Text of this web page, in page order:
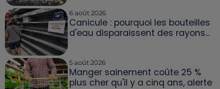
6 août 2026
Canicule : pourquoi les bouteilles
d'eau disparaissent des rayons...
5 août 2026
Manger sainement coûte 25 %
plus cher qu'il y a cinq ans, alerte